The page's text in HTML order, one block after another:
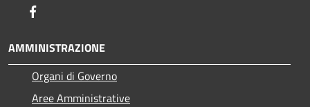
AMMINISTRAZIONE
Organi di Governo
Aree Amministrative